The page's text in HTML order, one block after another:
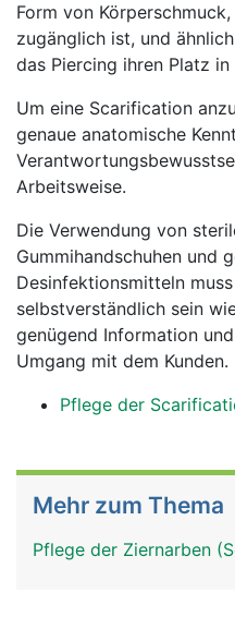
Form von
zugänglich ist, und
das Piercing ihren Platz
Um eine Scarification
genaue anatomische
Arbeitsweise.
Die Verwendung von
Gummihandschuhen und
Desinfektionsmitteln
selbstverständlich sein
genügend Information
Umgang mit dem Kunden.
Pflege der
Mehr zum Thema
Pflege der Ziernarben